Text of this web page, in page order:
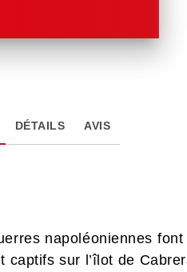
DÉTAILS AVIS
napoléoniennes
captifs sur l’îlot de